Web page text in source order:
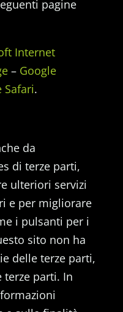
pagine
Internet
– Google
Safari.
da
di terze parti,
ulteriori servizi
e per migliorare
i pulsanti per i
sito non ha
delle terze parti,
parti. In